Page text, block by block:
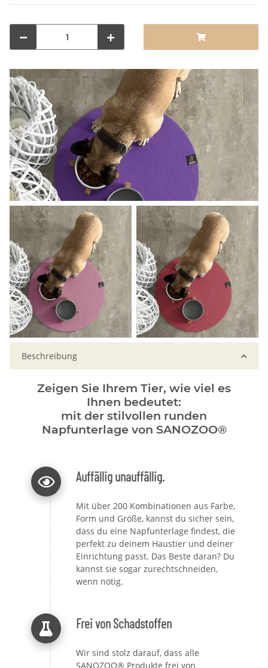
Beschreibung
Zeigen Sie Ihrem Tier, wie viel es
Ihnen bedeutet:
mit der stilvollen runden
Napfunterlage von SANOZOO®
Auffällig unauffällig.
Mit über 200 Kombinationen aus Farbe,
Form und Größe, kannst du sicher sein,
dass du eine Napfunterlage findest, die
perfekt zu deinem Haustier und deiner
Einrichtung passt. Das Beste daran? Du
kannst sie sogar zurechtschneiden,
wenn nötig.
Frei von Schadstoffen
Wir sind stolz darauf, dass alle
SANOZOO® Produkte frei von